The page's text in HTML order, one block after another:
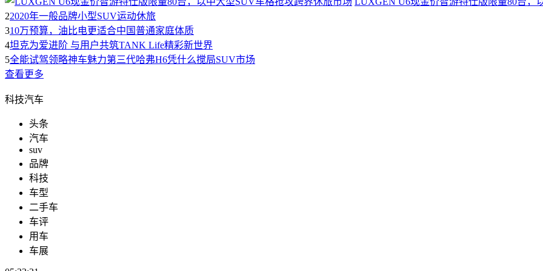
22020年一般品牌小型SUV运动休旅
310万预算，油比电更适合中国普通家庭体质
4坦克为爱进阶 与用户共筑TANK Life精彩新世界
5全能试驾领略神车魅力第三代哈弗H6凭什么搅局SUV市场
查看更多
科技汽车
头条
汽车
suv
品牌
科技
车型
二手车
车评
用车
车展